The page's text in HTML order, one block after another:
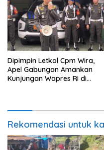
Dipimpin Letkol Cpm Wira,
Apel Gabungan Amankan
Kunjungan Wapres RI di
Rekomendasi untuk